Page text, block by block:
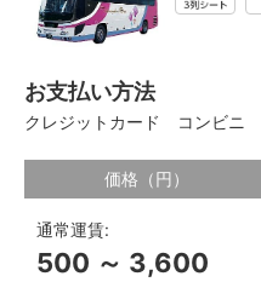
お支払い方法
クレジットカード コンビニ
価格（円）
通常運賃:
500 ～ 3,600